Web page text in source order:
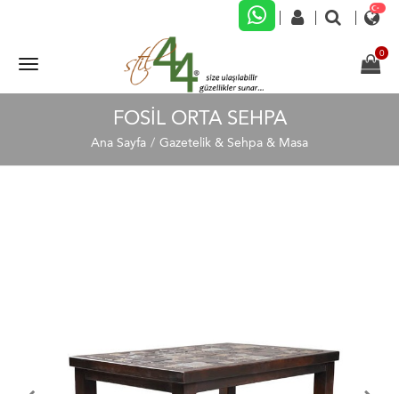
FOSİL ORTA SEHPA
Ana Sayfa Gazetelik & Sehpa & Masa